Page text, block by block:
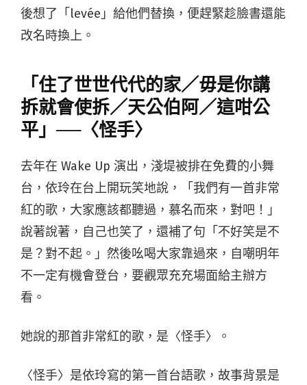
後想了「levée」給他們替換，便趕緊趁臉書還能
改名時換上。
「住了世世代代的家／毋是你講
拆就會使拆／天公伯阿／這咁公
平」──〈怪手〉
去年在 Wake Up 演出，淺堤被排在免費的小舞
台，依玲在台上開玩笑地說，「我們有一首非常
紅的歌，大家應該都聽過，慕名而來，對吧！」
說著說著，自己也笑了，還補了句「不好笑是不
是？對不起。」然後吆喝大家靠過來，自嘲明年
不一定有機會登台，要觀眾充充場面給主辦方
看。
她說的那首非常紅的歌，是〈怪手〉。
〈怪手〉是依玲寫的第一首台語歌，故事背景是